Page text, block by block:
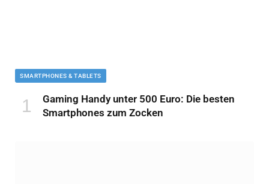
SMARTPHONES & TABLETS
Gaming Handy unter 500 Euro: Die besten
Smartphones zum Zocken